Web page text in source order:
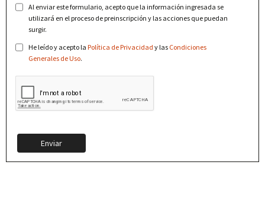
Al enviar este formulario, acepto que la información ingresada se
utilizará en el proceso de preinscripción y las acciones que puedan
surgir.
He leído y acepto la Política de Privacidad y las Condiciones
Generales de Uso.
Enviar